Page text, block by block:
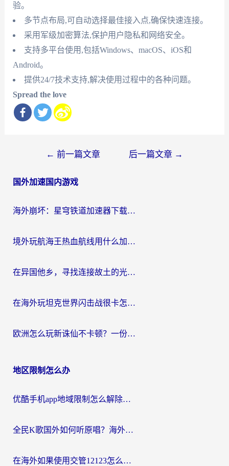
验。
多节点布局,可自动选择最佳接入点,确保快速连接。
采用军级加密算法,保护用户隐私和网络安全。
支持多平台使用,包括Windows、macOS、iOS和
Android。
提供24/7技术支持,解决使用过程中的各种问题。
Spread the love
导
← 前一篇文章 后一篇文章 →
国外加速国内游戏
海外崩坏：星穹铁道加速器下载安装：一份给游子的终极网络指南
境外玩航海王热血航线用什么加速器？2026海外玩家实测最优方案（附欧洲问道堡垒前线加速技巧）
在异国他乡，寻找连接故土的光明大陆免费加速器
在海外玩坦克世界闪击战很卡怎么办？老玩家亲测有效的加速器选择指南
欧洲怎么玩新诛仙不卡顿？一份给海外游子的国服游戏畅玩指南
地区限制怎么办
优酷手机app地域限制怎么解除？海外党亲测有效的追剧方案
全民K歌国外如何听原唱？海外党亲测有效的回国加速器选择指南
在海外如果使用交管12123怎么处理？留学生亲测有效的回国加速方案